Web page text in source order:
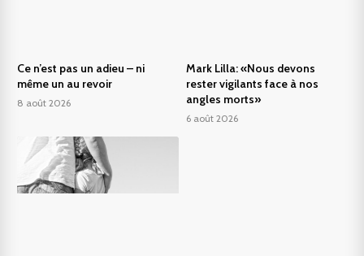
Ce n’est pas un adieu – ni
même un au revoir
8 août 2026
Mark Lilla: «Nous devons
rester vigilants face à nos
angles morts»
6 août 2026